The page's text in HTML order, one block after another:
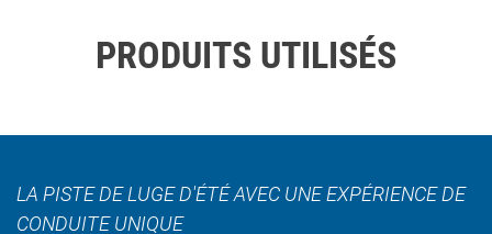
PRODUITS UTILISÉS
LA PISTE DE LUGE D'ÉTÉ AVEC UNE EXPÉRIENCE DE
CONDUITE UNIQUE